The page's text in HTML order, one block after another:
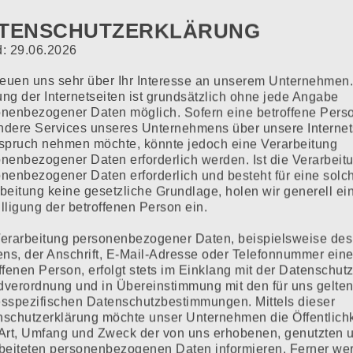
UND GEWERBLICHE
Bereich zählen wir neben kleinen und
Konzerne.
Expertise in der Metall- und
CNC-Laserschneiden.
uns beliefert:
29.06.2026
uns sehr über Ihr Interesse an unserem
der Internetseiten ist grundsätzlich ohne jede Angabe
Daten möglich. Sofern eine betroffene
Services unseres Unternehmens über unsere
nehmen möchte, könnte jedoch eine Verarbeitung
Daten erforderlich werden. Ist die
Daten erforderlich und besteht für eine
keine gesetzliche Grundlage, holen wir generell
der betroffenen Person ein.
personenbezogener Daten, beispielsweise des
der Anschrift, E-Mail-Adresse oder Telefonnummer
Person, erfolgt stets im Einklang mit der
und in Übereinstimmung mit den für uns
Datenschutzbestimmungen. Mittels dieser
möchte unser Unternehmen die
Umfang und Zweck der von uns erhobenen, genutzten
personenbezogenen Daten informieren. Ferner